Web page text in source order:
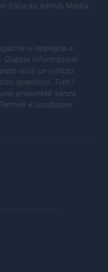
Italia da AdHub Media
si impegna a
Queste informazioni
visiti un istituto
specifico. Tutti i
presentati senza
e condizioni